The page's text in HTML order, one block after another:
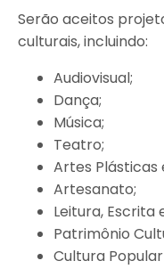
Serão aceitos
culturais, incluindo:
Audiovisual;
Dança;
Música;
Teatro;
Artes Plásticas
Artesanato;
Leitura, Escrita
Patrimônio
Cultura